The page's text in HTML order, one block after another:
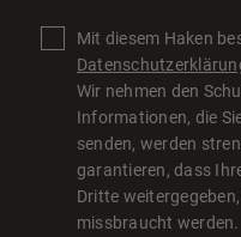
Mit diesem Haken
Wir nehmen den
Informationen, die
senden, werden
garantieren, dass
Dritte
missbraucht werden.